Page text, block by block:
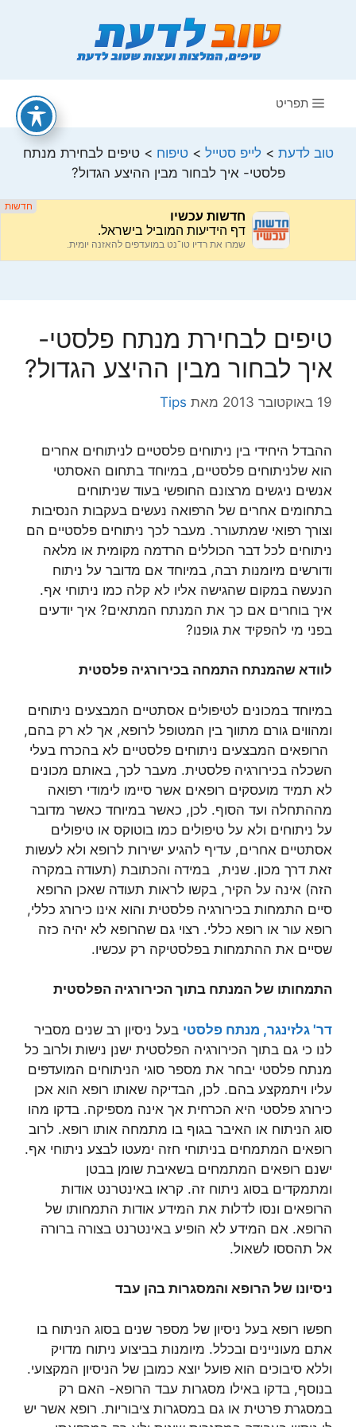
תפריט
טוב לדעת >לייפ סטייל >טיפוח >טיפים לבחירת מנתח
פלסטי- איך לבחור מבין ההיצע הגדול?
טיפים לבחירת מנתח פלסטי-
איך לבחור מבין ההיצע הגדול?
19 באוקטובר 2013 מאת Tips
ההבדל היחידי בין ניתוחים פלסטיים לניתוחים אחרים
הוא שלניתוחים פלסטיים, במיוחד בתחום האסתטי
אנשים ניגשים מרצונם החופשי בעוד שניתוחים
בתחומים אחרים של הרפואה נעשים בעקבות הנסיבות
וצורך רפואי שמתעורר. מעבר לכך ניתוחים פלסטיים הם
ניתוחים לכל דבר הכוללים הרדמה מקומית או מלאה
ודורשים מיומנות רבה, במיוחד אם מדובר על ניתוח
הנעשה במקום שהגישה אליו לא קלה כמו ניתוחי אף.
איך בוחרים אם כך את המנתח המתאים? איך יודעים
בפני מי להפקיד את גופנו?
לוודא שהמנתח התמחה בכירורגיה פלסטית
במיוחד במכונים לטיפולים אסתטיים המבצעים ניתוחים
ומהווים גורם מתווך בין המטופל לרופא, אך לא רק בהם,
הרופאים המבצעים ניתוחים פלסטיים לא בהכרח בעלי
השכלה בכירורגיה פלסטית. מעבר לכך, באותם מכונים
לא תמיד מועסקים רופאים אשר סיימו לימודי רפואה
מההתחלה ועד הסוף. לכן, כאשר במיוחד כאשר מדובר
על ניתוחים ולא על טיפולים כמו בוטוקס או טיפולים
אסתטיים אחרים, עדיף להגיע ישירות לרופא ולא לעשות
זאת דרך מכון. שנית, במידה והכתובת (תעודה במקרה
הזה) אינה על הקיר, בקשו לראות תעודה שאכן הרופא
סיים התמחות בכירורגיה פלסטית והוא אינו כירורג כללי,
רופא עור או רופא כללי. רצוי גם שהרופא לא יהיה כזה
שסיים את ההתמחות בפלסטיקה רק עכשיו.
התמחותו של המנתח בתוך הכירורגיה הפלסטית
דר' גלזינגר, מנתח פלסטי בעל ניסיון רב שנים מסביר
לנו כי גם בתוך הכירורגיה הפלסטית ישנן נישות ולרוב כל
מנתח פלסטי יבחר את מספר סוגי הניתוחים המועדפים
עליו ויתמקצע בהם. לכן, הבדיקה שאותו רופא הוא אכן
כירורג פלסטי היא הכרחית אך אינה מספיקה. בדקו מהו
סוג הניתוח או האיבר בגוף בו מתמחה אותו רופא. לרוב
רופאים המתמחים בניתוחי חזה ימעטו לבצע ניתוחי אף.
ישנם רופאים המתמחים בשאיבת שומן בבטן
ומתמקדים בסוג ניתוח זה. קראו באינטרנט אודות
הרופאים ונסו לדלות את המידע אודות התמחותו של
הרופא. אם המידע לא הופיע באינטרנט בצורה ברורה
אל תהססו לשאול.
ניסיונו של הרופא והמסגרות בהן עבד
חפשו רופא בעל ניסיון של מספר שנים בסוג הניתוח בו
אתם מעוניינים ובכלל. מיומנות בביצוע ניתוח מדויק
וללא סיבוכים הוא פועל יוצא כמובן של הניסיון המקצועי.
בנוסף, בדקו באילו מסגרות עבד הרופא- האם רק
במסגרת פרטית או גם במסגרות ציבוריות. רופא אשר יש